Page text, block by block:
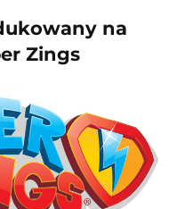
na
Zings